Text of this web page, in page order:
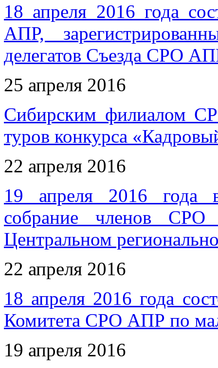
18 апреля 2016 года
АПР,
делегатов Съезда СРО
25 апреля 2016
Сибирским филиалом
туров конкурса
22 апреля 2016
19 апреля 2016 года
собрание членов СРО
Центральном
22 апреля 2016
18 апреля 2016 года
Комитета СРО АПР по
19 апреля 2016